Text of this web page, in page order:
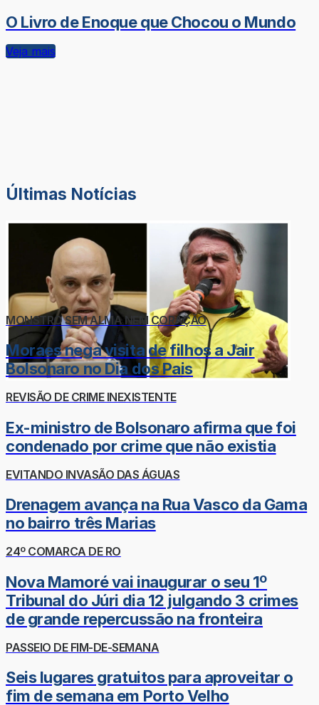
O Livro de Enoque que Chocou o Mundo
Veja mais
Últimas Notícias
MONSTRO SEM ALMA NEM CORAÇÃO
Moraes nega visita de filhos a Jair
Bolsonaro no Dia dos Pais
REVISÃO DE CRIME INEXISTENTE
Ex-ministro de Bolsonaro afirma que foi
condenado por crime que não existia
EVITANDO INVASÃO DAS ÁGUAS
Drenagem avança na Rua Vasco da Gama
no bairro três Marias
24º COMARCA DE RO
Nova Mamoré vai inaugurar o seu 1º
Tribunal do Júri dia 12 julgando 3 crimes
de grande repercussão na fronteira
PASSEIO DE FIM-DE-SEMANA
Seis lugares gratuitos para aproveitar o
fim de semana em Porto Velho